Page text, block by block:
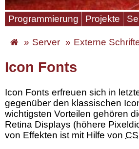
Programmierung Projekte
Server Externe
Icon Fonts
Icon Fonts erfreuen sich in
gegenüber den klassischen
wichtigsten Vorteilen gehören
Retina Displays (höhere
von Effekten ist mit Hilfe von